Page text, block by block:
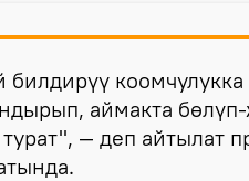
коомчулукка
аймакта
— деп айтылат